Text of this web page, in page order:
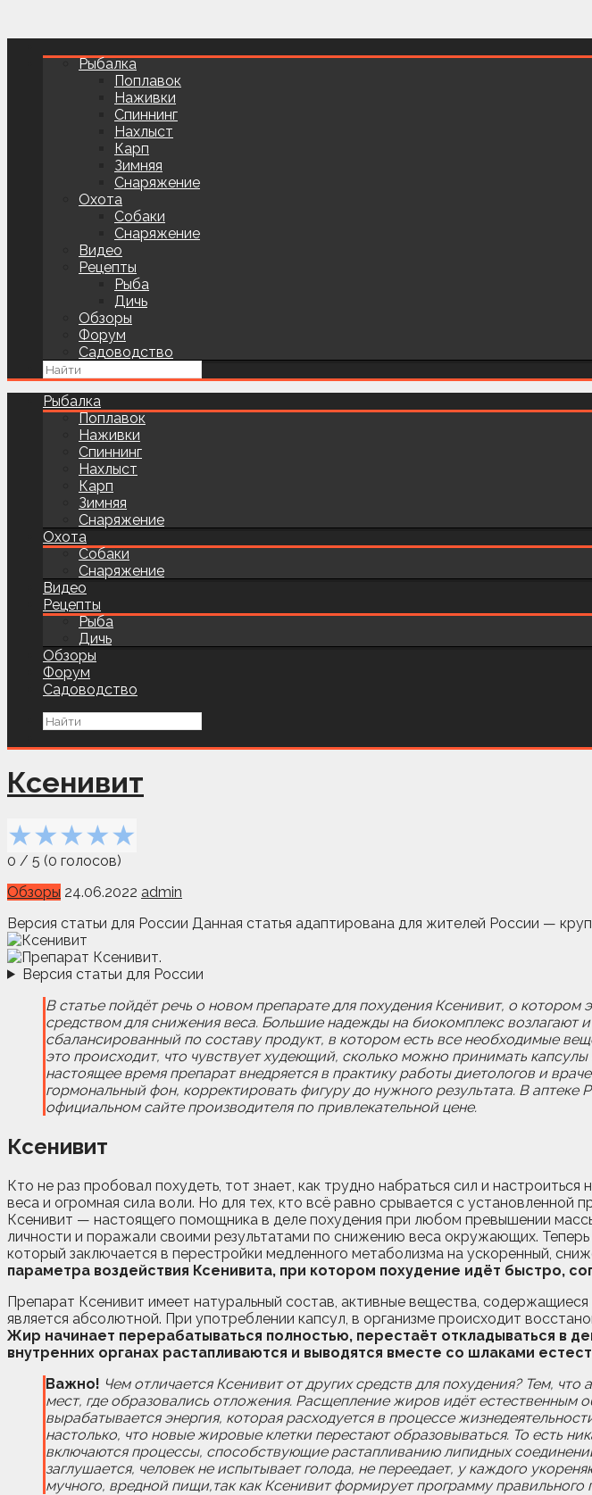
Рыбалка
Поплавок
Наживки
Спиннинг
Нахлыст
Карп
Зимняя
Снаряжение
Охота
Собаки
Снаряжение
Видео
Рецепты
Рыба
Дичь
Обзоры
Форум
Садоводство
Рыбалка
Поплавок
Наживки
Спиннинг
Нахлыст
Карп
Зимняя
Снаряжение
Охота
Собаки
Снаряжение
Видео
Рецепты
Рыба
Дичь
Обзоры
Форум
Садоводство
Ксенивит
★★★★★
0 / 5 (0 голосов)
Обзоры 24.06.2022 admin
Версия статьи для России Данная статья адаптирована для жителей России —
Версия статьи для России
В статье пойдёт речь о новом препарате для похудения Ксенивит, о
средством для снижения веса. Большие надежды на биокомплекс
сбалансированный по составу продукт, в котором есть все необходимые
это происходит, что чувствует худеющий, сколько можно принимать
настоящее время препарат внедряется в практику работы диетологов и
гормональный фон, корректировать фигуру до нужного результата. В
официальном сайте производителя по привлекательной цене.
Ксенивит
Кто не раз пробовал похудеть, тот знает, как трудно набраться сил и
веса и огромная сила воли. Но для тех, кто всё равно срывается с
Ксенивит — настоящего помощника в деле похудения при любом превышении
личности и поражали своими результатами по снижению веса окружающих. Теперь
который заключается в перестройки медленного метаболизма на ускоренный,
параметра воздействия Ксенивита, при котором похудение идёт быстро,
Препарат Ксенивит имеет натуральный состав, активные вещества,
является абсолютной. При употреблении капсул, в организме происходит
Жир начинает перерабатываться полностью, перестаёт откладываться в
внутренних органах растапливаются и выводятся вместе со шлаками
Важно! Чем отличается Ксенивит от других средств для похудения? Тем,
мест, где образовались отложения. Расщепление жиров идёт естественным
вырабатывается энергия, которая расходуется в процессе
настолько, что новые жировые клетки перестают образовываться. То есть
включаются процессы, способствующие растапливанию липидных
заглушается, человек не испытывает голода, не переедает, у каждого
мучного, вредной пищи,так как Ксенивит формирует программу правильного